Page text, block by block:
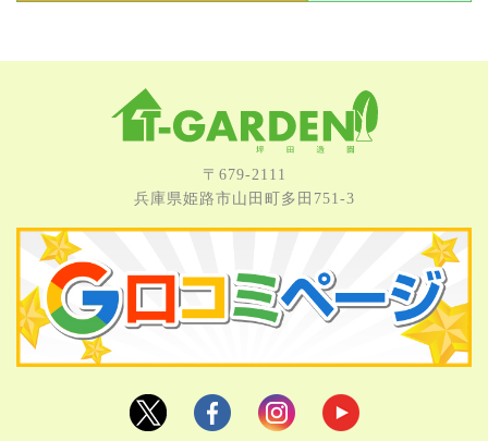
〒679-2111
兵庫県姫路市⼭⽥町多⽥751-3